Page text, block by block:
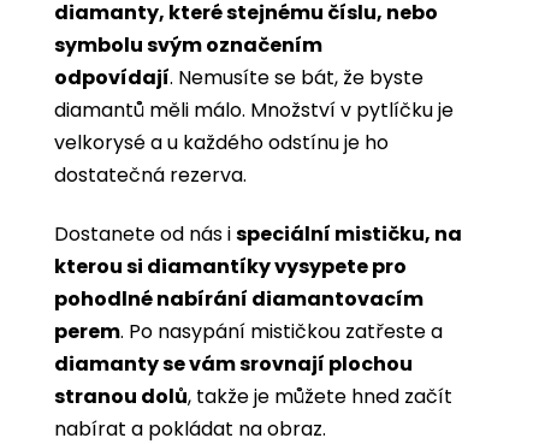
diamanty, které stejnému číslu, nebo
symbolu svým označením
odpovídají. Nemusíte se bát, že byste
diamantů měli málo. Množství v pytlíčku je
velkorysé a u každého odstínu je ho
dostatečná rezerva.
Dostanete od nás ispeciální mističku, na
kterou si diamantíky vysypete pro
pohodlné nabírání diamantovacím
perem. Po nasypání mističkou zatřeste a
diamanty se vám srovnají plochou
stranou dolů, takže je můžete hned začít
nabírat a pokládat na obraz.